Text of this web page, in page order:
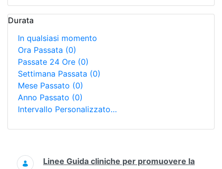
Durata
In qualsiasi momento
Ora Passata (0)
Passate 24 Ore (0)
Settimana Passata (0)
Mese Passato (0)
Anno Passato (0)
Intervallo Personalizzato…
Ricerca
Linee Guida cliniche per promuovere la